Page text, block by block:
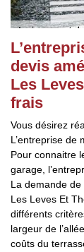
devis
Les
frais
Vous désirez
L’entreprise de
Pour connaitre
garage,
La demande
Les Leves Et
différents
largeur de
coûts du